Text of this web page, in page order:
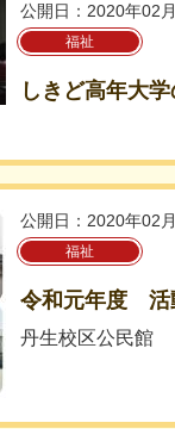
公開日：2020年02
福祉
しきど高年大
公開日：2020年02
福祉
令和元年度 活
丹生校区公民館